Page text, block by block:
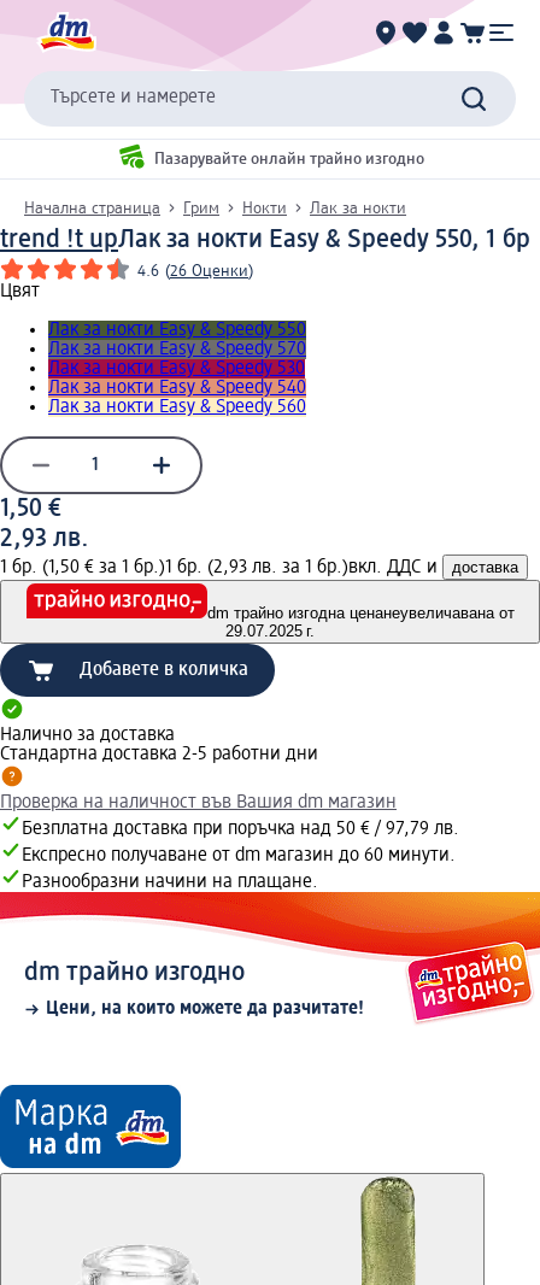
Търсете и намерете
Пазарувайте онлайн трайно изгодно
Начална страница Грим Нокти Лак за нокти
trend !t upЛак за нокти Easy & Speedy 550, 1 бр
4.6 (26 Оценки)
Цвят
Лак за нокти Easy & Speedy 550
Лак за нокти Easy & Speedy 570
Лак за нокти Easy & Speedy 530
Лак за нокти Easy & Speedy 540
Лак за нокти Easy & Speedy 560
1,50 €
2,93 лв.
1 бр. (1,50 € за 1 бр.)1 бр. (2,93 лв. за 1 бр.)вкл. ДДС и доставка
dm трайно изгодна ценанеувеличавана от
29.07.2025 г.
Добавете в количка
Налично за доставка
Стандартна доставка 2-5 работни дни
Проверка на наличност във Вашия dm магазин
Безплатна доставка при поръчка над 50 € / 97,79 лв.
Експресно получаване от dm магазин до 60 минути.
Разнообразни начини на плащане.
dm трайно изгодно
Цени, на които можете да разчитате!